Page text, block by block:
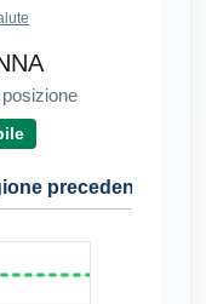
precedente